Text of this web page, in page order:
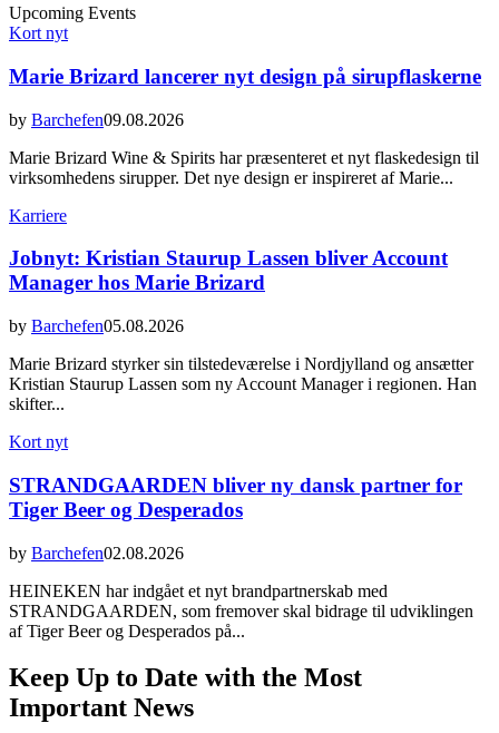
Upcoming Events
Kort nyt
Marie Brizard lancerer nyt design på sirupflaskerne
by Barchefen09.08.2026
Marie Brizard Wine & Spirits har præsenteret et nyt flaskedesign til
virksomhedens sirupper. Det nye design er inspireret af Marie...
Karriere
Jobnyt: Kristian Staurup Lassen bliver Account
Manager hos Marie Brizard
by Barchefen05.08.2026
Marie Brizard styrker sin tilstedeværelse i Nordjylland og ansætter
Kristian Staurup Lassen som ny Account Manager i regionen. Han
skifter...
Kort nyt
STRANDGAARDEN bliver ny dansk partner for
Tiger Beer og Desperados
by Barchefen02.08.2026
HEINEKEN har indgået et nyt brandpartnerskab med
STRANDGAARDEN, som fremover skal bidrage til udviklingen
af Tiger Beer og Desperados på...
Keep Up to Date with the Most
Important News